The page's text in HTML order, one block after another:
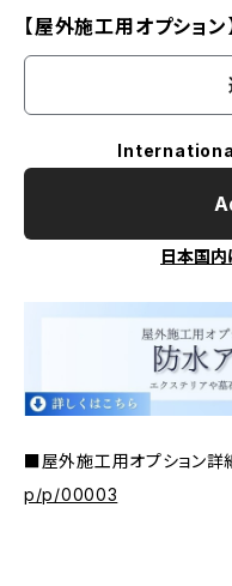
【屋外施工用オプショ
日本国
■屋外施工用オプション詳
p/p/00003